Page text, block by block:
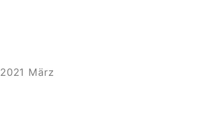
2021 März